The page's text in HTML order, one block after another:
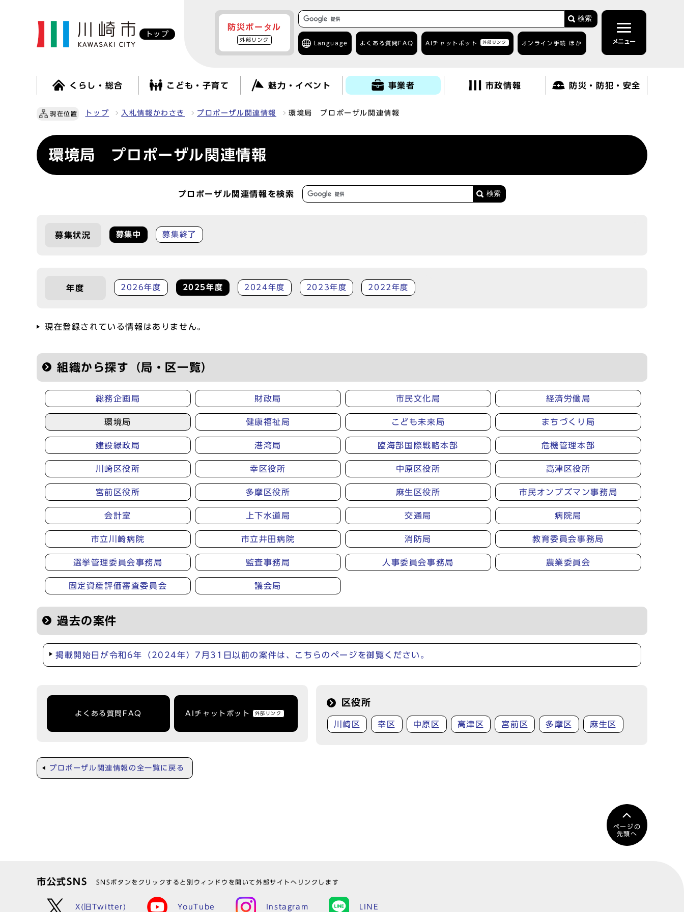
トップ
防災ポータル
外部リンク
検索
Language よくある質問 FAQ AIチャットボット 外部リンク オンライン手続 ほか メニュー
くらし・総合 こども・子育て 魅力・イベント 事業者 市政情報 防災・防犯・安全
現在位置 トップ 入札情報かわさき プロポーザル関連情報 環境局 プロポーザル関連情報
環境局 プロポーザル関連情報
プロポーザル関連情報を検索
募集状況 募集中 募集終了
年度 2026年度 2025年度 2024年度 2023年度 2022年度
現在登録されている情報はありません。
組織から探す（局・区一覧）
総務企画局 財政局 市民文化局 経済労働局
環境局 健康福祉局 こども未来局 まちづくり局
建設緑政局 港湾局 臨海部国際戦略本部 危機管理本部
川崎区役所 幸区役所 中原区役所 高津区役所
宮前区役所 多摩区役所 麻生区役所 市民オンブズマン事務局
会計室 上下水道局 交通局 病院局
市立川崎病院 市立井田病院 消防局 教育委員会事務局
選挙管理委員会事務局 監査事務局 人事委員会事務局 農業委員会
固定資産評価審査委員会 議会局
過去の案件
掲載開始日が令和6年（2024年）7月31日以前の案件は、こちらのページを御覧ください。
よくある質問FAQ AIチャットボット 外部リンク
区役所
川崎区 幸区 中原区 高津区 宮前区 多摩区 麻生区
プロポーザル関連情報の全一覧に戻る
ページの
先頭へ
市公式SNS SNSボタンをクリックすると別ウィンドウを開いて外部サイトへリンクします
X(旧Twitter) YouTube Instagram LINE